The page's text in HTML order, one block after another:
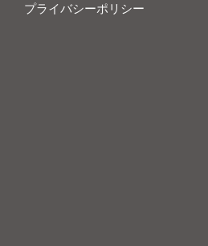
プライバシーポリシー